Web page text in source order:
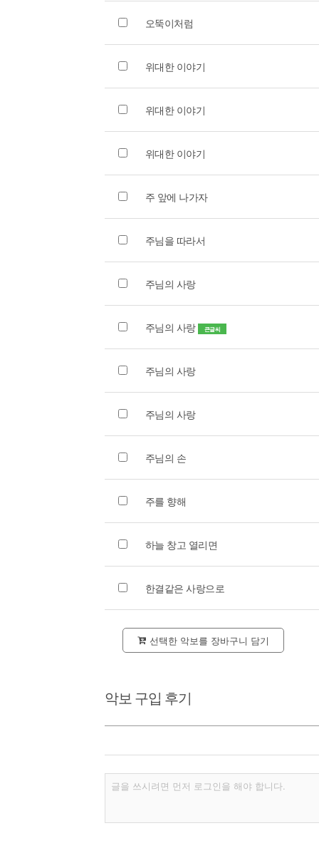
오뚝이처럼
위대한 이야기
위대한 이야기
위대한 이야기
주 앞에 나가자
주님을 따라서
주님의 사랑
주님의 사랑 큰글씨
주님의 사랑
주님의 사랑
주님의 손
주를 향해
하늘 창고 열리면
한결같은 사랑으로
선택한 악보를 장바구니 담기
악보 구입 후기